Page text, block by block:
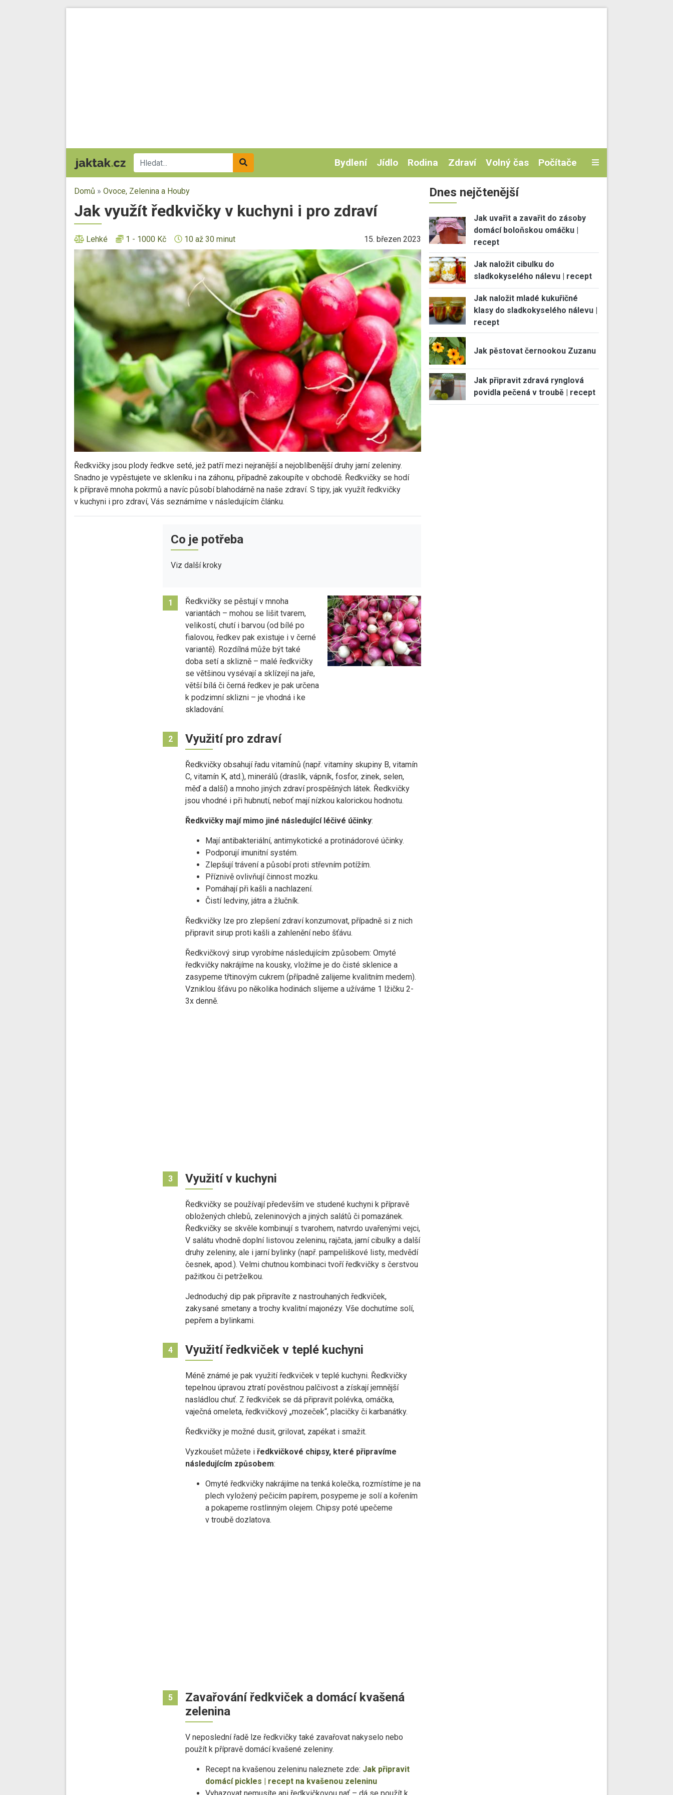
Bydlení Jídlo Rodina Zdraví Volný čas Počítače
Domů » Ovoce, Zelenina a Houby
Jak využít ředkvičky v kuchyni i pro zdraví
Lehké 1 - 1000 Kč 10 až 30 minut 15. březen 2023
Ředkvičky jsou plody ředkve seté, jež patří mezi nejranější a nejoblíbenější druhy jarní zeleniny.
Snadno je vypěstujete ve skleníku i na záhonu, případně zakoupíte v obchodě. Ředkvičky se hodí
k přípravě mnoha pokrmů a navíc působí blahodárně na naše zdraví. S tipy, jak využít ředkvičky
v kuchyni i pro zdraví, Vás seznámíme v následujícím článku.
Co je potřeba
Viz další kroky
1
Ředkvičky se pěstují v mnoha
variantách – mohou se lišit tvarem,
velikostí, chutí i barvou (od bílé po
fialovou, ředkev pak existuje i v černé
variantě). Rozdílná může být také
doba setí a sklizně – malé ředkvičky
se většinou vysévají a sklízejí na jaře,
větší bílá či černá ředkev je pak určena
k podzimní sklizni – je vhodná i ke
skladování.
2 Využití pro zdraví
Ředkvičky obsahují řadu vitamínů (např. vitamíny skupiny B, vitamín
C, vitamín K, atd.), minerálů (draslík, vápník, fosfor, zinek, selen,
měď a další) a mnoho jiných zdraví prospěšných látek. Ředkvičky
jsou vhodné i při hubnutí, neboť mají nízkou kalorickou hodnotu.
Ředkvičky mají mimo jiné následující léčivé účinky:
Mají antibakteriální, antimykotické a protinádorové účinky.
Podporují imunitní systém.
Zlepšují trávení a působí proti střevním potížím.
Příznivě ovlivňují činnost mozku.
Pomáhají při kašli a nachlazení.
Čistí ledviny, játra a žlučník.
Ředkvičky lze pro zlepšení zdraví konzumovat, případně si z nich
připravit sirup proti kašli a zahlenění nebo šťávu.
Ředkvičkový sirup vyrobíme následujícím způsobem: Omyté
ředkvičky nakrájíme na kousky, vložíme je do čisté sklenice a
zasypeme třtinovým cukrem (případně zalijeme kvalitním medem).
Vzniklou šťávu po několika hodinách slijeme a užíváme 1 lžičku 2-
3x denně.
3 Využití v kuchyni
Ředkvičky se používají především ve studené kuchyni k přípravě
obložených chlebů, zeleninových a jiných salátů či pomazánek.
Ředkvičky se skvěle kombinují s tvarohem, natvrdo uvařenými vejci,
V salátu vhodně doplní listovou zeleninu, rajčata, jarní cibulky a další
druhy zeleniny, ale i jarní bylinky (např. pampeliškové listy, medvědí
česnek, apod.). Velmi chutnou kombinaci tvoří ředkvičky s čerstvou
pažitkou či petrželkou.
Jednoduchý dip pak připravíte z nastrouhaných ředkviček,
zakysané smetany a trochy kvalitní majonézy. Vše dochutíme solí,
pepřem a bylinkami.
4 Využití ředkviček v teplé kuchyni
Méně známé je pak využití ředkviček v teplé kuchyni. Ředkvičky
tepelnou úpravou ztratí pověstnou palčivost a získají jemnější
nasládlou chuť. Z ředkviček se dá připravit polévka, omáčka,
vaječná omeleta, ředkvičkový „mozeček“, placičky či karbanátky.
Ředkvičky je možné dusit, grilovat, zapékat i smažit.
Vyzkoušet můžete i ředkvičkové chipsy, které připravíme
následujícím způsobem:
Omyté ředkvičky nakrájíme na tenká kolečka, rozmístíme je na
plech vyložený pečicím papírem, posypeme je solí a kořením
a pokapeme rostlinným olejem. Chipsy poté upečeme
v troubě dozlatova.
5
Zavařování ředkviček a domácí kvašená
zelenina
V neposlední řadě lze ředkvičky také zavařovat nakyselo nebo
použít k přípravě domácí kvašené zeleniny.
Recept na kvašenou zeleninu naleznete zde: Jak připravit
domácí pickles | recept na kvašenou zeleninu
Dnes nejčtenější
Jak uvařit a zavařit do zásoby
domácí boloňskou omáčku |
recept
Jak naložit cibulku do
sladkokyselého nálevu | recept
Jak naložit mladé kukuřičné
klasy do sladkokyselého nálevu |
recept
Jak pěstovat černookou Zuzanu
Jak připravit zdravá rynglová
povidla pečená v troubě | recept